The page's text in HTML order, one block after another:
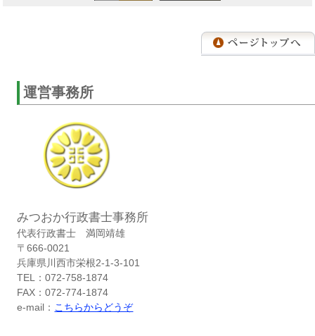
運営事務所
みつおか行政書士事務所
代表行政書士 満岡靖雄
〒666-0021
兵庫県川西市栄根2-1-3-101
TEL：072-758-1874
FAX：072-774-1874
e-mail： こちらからどうぞ